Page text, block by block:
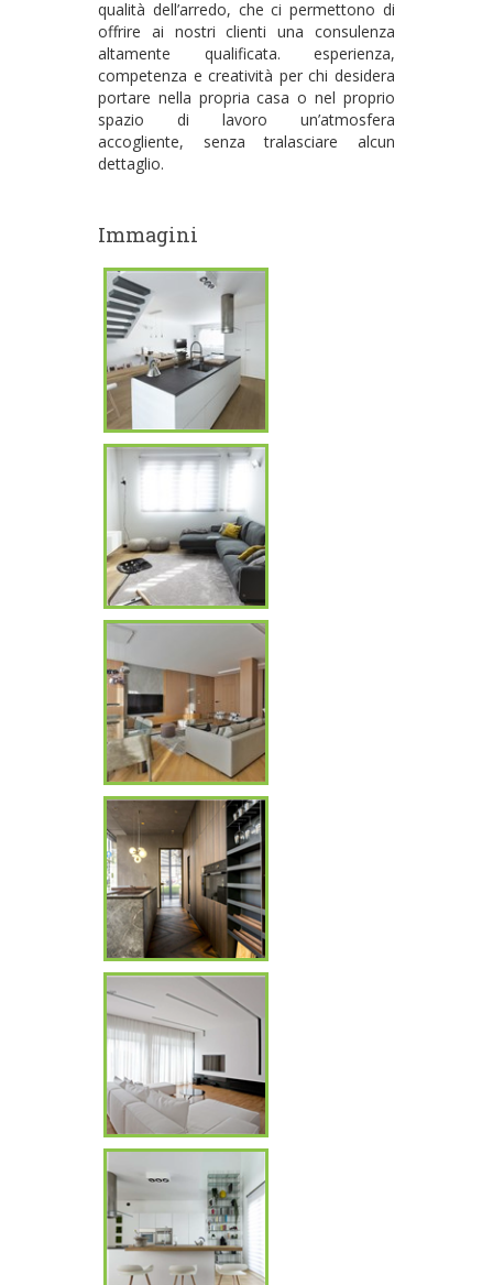
qualità dell’arredo, che ci permettono di
offrire ai nostri clienti una consulenza
altamente qualificata. esperienza,
competenza e creatività per chi desidera
portare nella propria casa o nel proprio
spazio di lavoro un’atmosfera
accogliente, senza tralasciare alcun
dettaglio.
Immagini